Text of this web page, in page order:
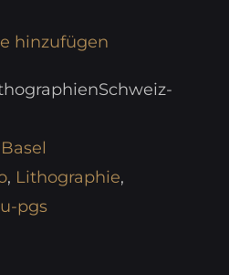
hinzufügen
Basel
, Lithographie,
u-pgs